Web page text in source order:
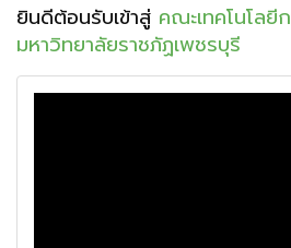
ยินดีต้อนรับเข้าสู่ คณะเทคโนโลยี
มหาวิทยาลัยราชภัฏเพชรบุรี